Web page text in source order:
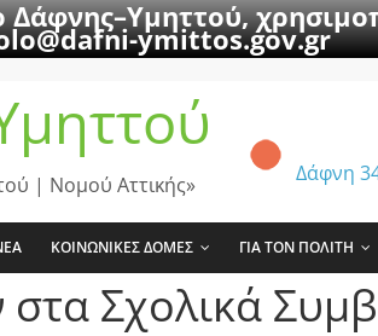
Δάφνης–Υμηττού,
ymittos.gov.gr
Δάφνη
| Νομού Αττικής»
ΚΟΙΝΩΝΙΚΕΣ ΔΟΜΕΣ ΓΙΑ ΤΟΝ ΠΟΛΙΤΗ
Σχολικά